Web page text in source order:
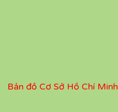
Bản đồ Cơ Sở Hồ Chí Minh